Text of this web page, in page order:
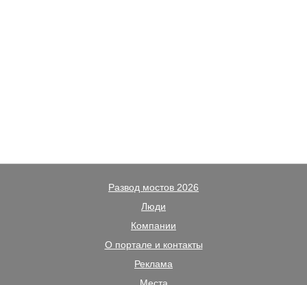
Развод мостов 2026
Люди
Компании
О портале и контакты
Реклама